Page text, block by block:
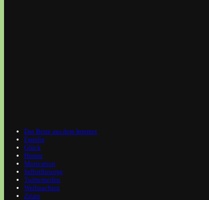
Das Beste aus dem Internet
Familie
Glück
Humor
Motivation
Selbstfürsorge
Twitterperlen
Weihnachten
Zitate